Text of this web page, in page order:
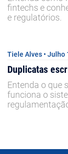
fintechs e
e regulatórios.
Tiele Alves • Julho
Duplicatas
Entenda o que
funciona o